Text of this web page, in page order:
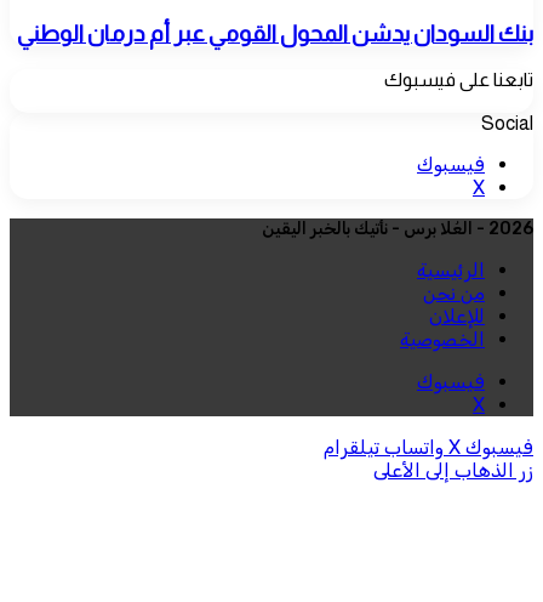
بنك السودان يدشن المحول القومي عبر أم درمان الوطني
تابعنا على فيسبوك
Social
فيسبوك
‫X
2026 - العُلا برس - نأتيك بالخبر اليقين
الرئيسية
من نحن
للإعلان
الخصوصية
فيسبوك
‫X
فيسبوك ‫X واتساب تيلقرام
زر الذهاب إلى الأعلى